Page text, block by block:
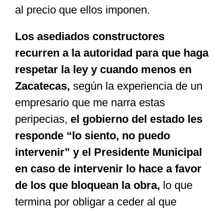
al precio que ellos imponen.
Los asediados constructores
recurren a la autoridad para que haga
respetar la ley y cuando menos en
Zacatecas, según la experiencia de un
empresario que me narra estas
peripecias, el gobierno del estado les
responde “lo siento, no puedo
intervenir” y el Presidente Municipal
en caso de intervenir lo hace a favor
de los que bloquean la obra, lo que
termina por obligar a ceder al que